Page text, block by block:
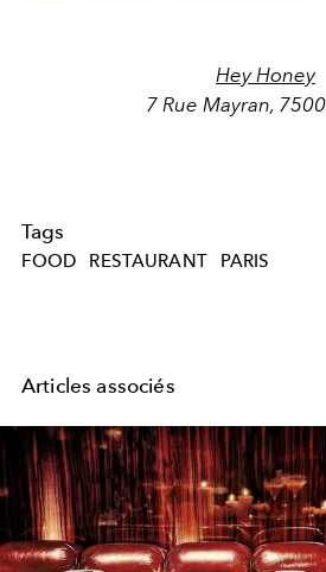
Hey Honey
7 Rue Mayran,
Tags
FOOD RESTAURANT PARIS
Articles associés